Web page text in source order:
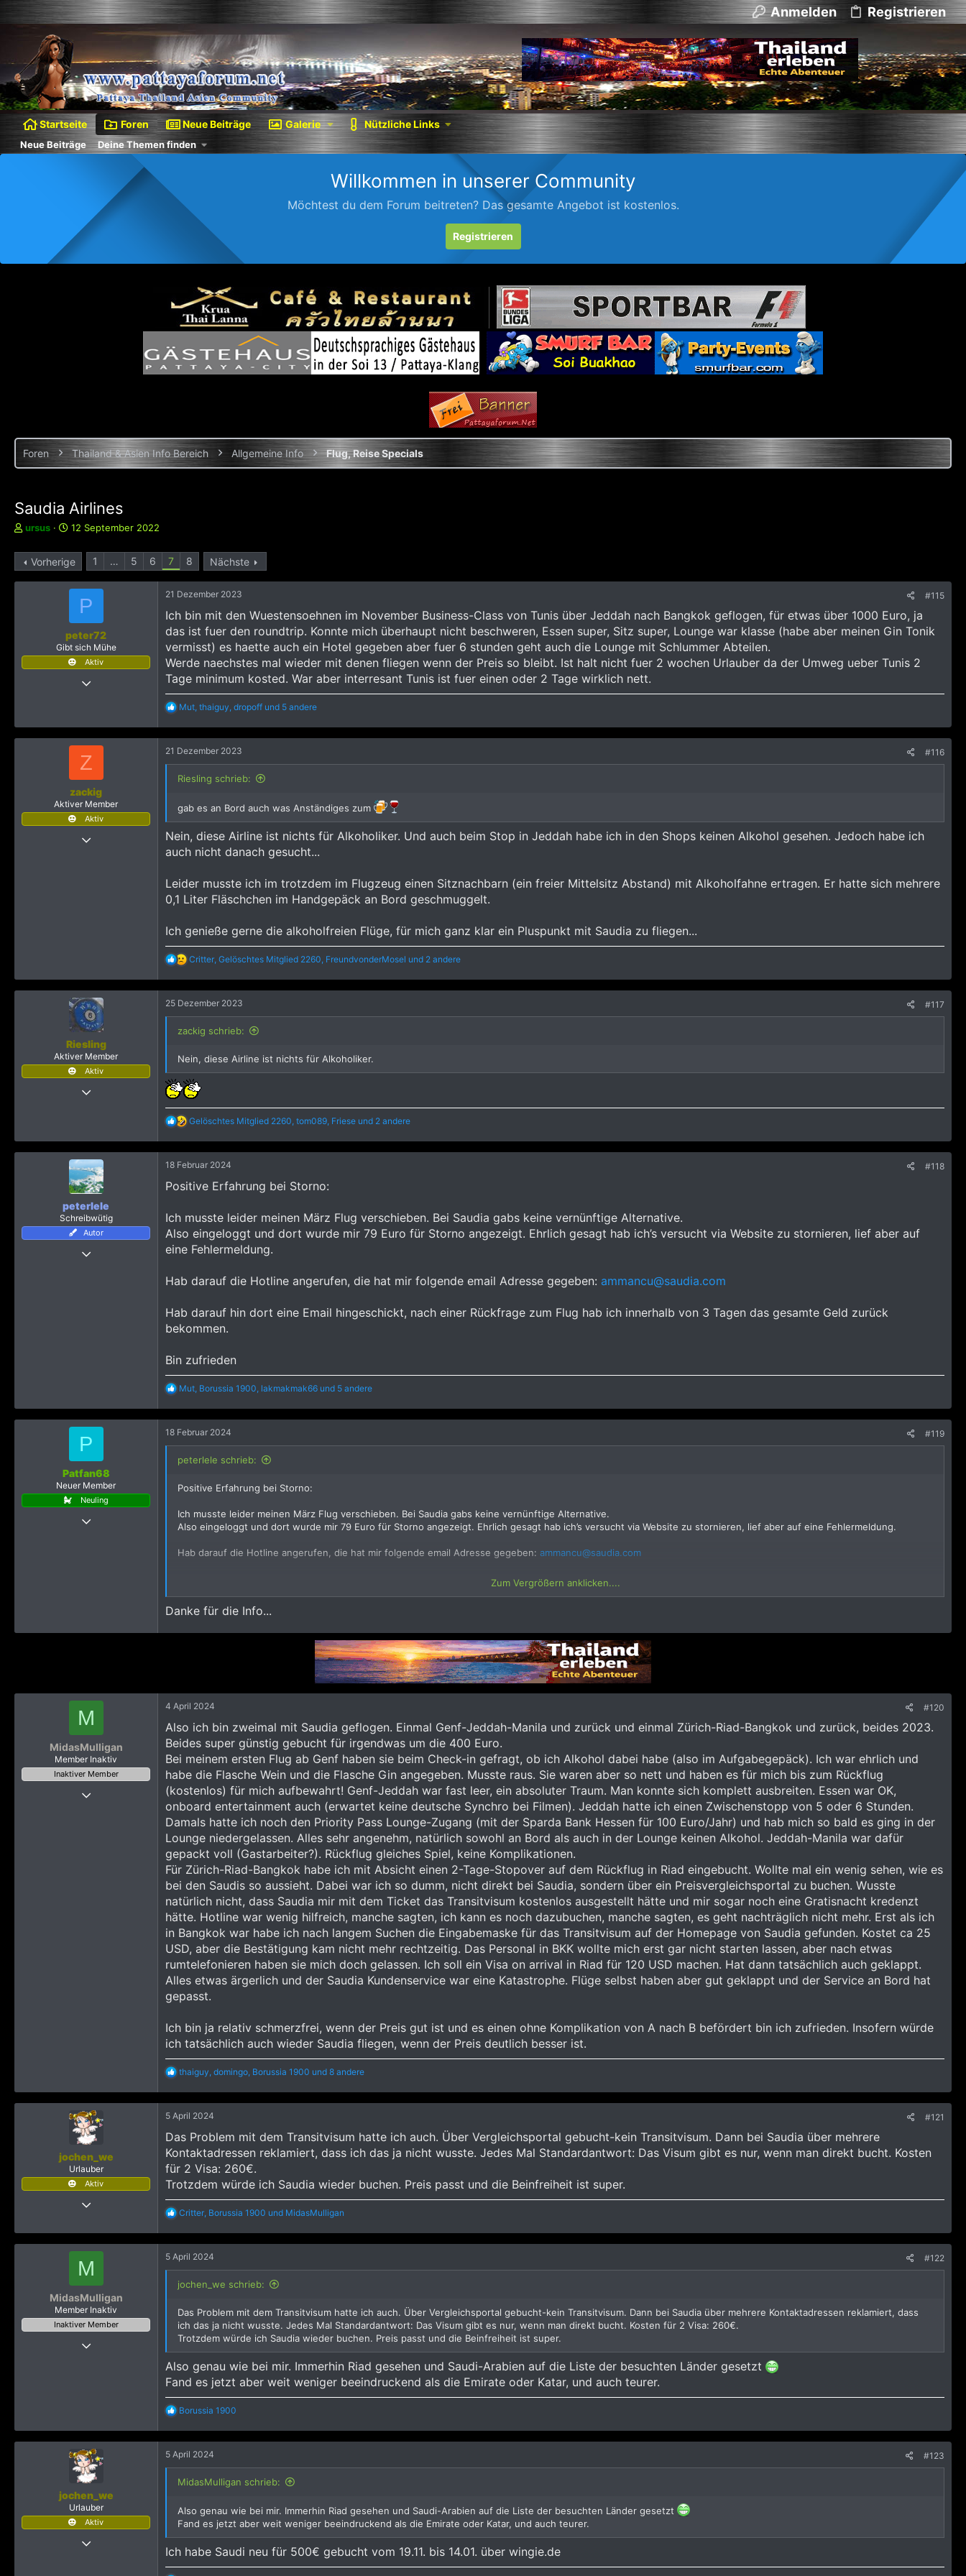
Anmelden Registrieren
Startseite Foren Neue Beiträge Galerie Nützliche Links
Neue Beiträge Deine Themen finden
Willkommen in unserer Community
Möchtest du dem Forum beitreten? Das gesamte Angebot ist kostenlos.
Registrieren
Foren Thailand & Asien Info Bereich Allgemeine Info Flug, Reise Specials
Saudia Airlines
E
s
t
ursus
E
s
t
l
m
12 September 2022
Vorherige 1 … 5 6 7 8 Nächste
P
peter72
Gibt sich Mühe
Aktiv
21 Dezember 2023 #115
Ich bin mit den Wuestensoehnen im November Business-Class von Tunis über Jeddah nach Bangkok geflogen, für etwas über 1000 Euro, ja
das ist fuer den roundtrip. Konnte mich überhaupt nicht beschweren, Essen super, Sitz super, Lounge war klasse (habe aber meinen Gin Tonik
vermisst) es haette auch ein Hotel gegeben aber fuer 6 stunden geht auch die Lounge mit Schlummer Abteilen.
Werde naechstes mal wieder mit denen fliegen wenn der Preis so bleibt. Ist halt nicht fuer 2 wochen Urlauber da der Umweg ueber Tunis 2
Tage minimum kosted. War aber interresant Tunis ist fuer einen oder 2 Tage wirklich nett.
R
a
k
t
i
o
n
:
Mut, thaiguy, dropoff und 5 andere
Z
zackig
Aktiver Member
Aktiv
21 Dezember 2023 #116
Riesling schrieb:
gab es an Bord auch was Anständiges zum
Nein, diese Airline ist nichts für Alkoholiker. Und auch beim Stop in Jeddah habe ich in den Shops keinen Alkohol gesehen. Jedoch habe ich
auch nicht danach gesucht...
Leider musste ich im trotzdem im Flugzeug einen Sitznachbarn (ein freier Mittelsitz Abstand) mit Alkoholfahne ertragen. Er hatte sich mehrere
0,1 Liter Fläschchen im Handgepäck an Bord geschmuggelt.
Ich genieße gerne die alkoholfreien Flüge, für mich ganz klar ein Pluspunkt mit Saudia zu fliegen...
R
a
k
t
i
o
n
:
Critter, Gelöschtes Mitglied 2260, FreundvonderMosel und 2 andere
Riesling
Aktiver Member
Aktiv
15 Oktober 2022
803
25 Dezember 2023 #117
zackig schrieb:
Nein, diese Airline ist nichts für Alkoholiker.
R
a
k
t
o
n
Gelöschtes Mitglied 2260, tom089, Friese und 2 andere
peterlele
Schreibwütig
Autor
18 Februar 2024 #118
Positive Erfahrung bei Storno:
Ich musste leider meinen März Flug verschieben. Bei Saudia gabs keine vernünftige Alternative.
Also eingeloggt und dort wurde mir 79 Euro für Storno angezeigt. Ehrlich gesagt hab ich’s versucht via Website zu stornieren, lief aber auf
eine Fehlermeldung.
Hab darauf die Hotline angerufen, die hat mir folgende email Adresse gegeben: ammancu@saudia.com
Hab darauf hin dort eine Email hingeschickt, nach einer Rückfrage zum Flug hab ich innerhalb von 3 Tagen das gesamte Geld zurück
bekommen.
Bin zufrieden
R
a
k
t
i
o
n
n
Mut, Borussia 1900, lakmakmak66 und 5 andere
P
Patfan68
Neuer Member
Neuling
4 November 2022
18 Februar 2024 #119
peterlele schrieb:
Positive Erfahrung bei Storno:
Ich musste leider meinen März Flug verschieben. Bei Saudia gabs keine vernünftige Alternative.
Also eingeloggt und dort wurde mir 79 Euro für Storno angezeigt. Ehrlich gesagt hab ich’s versucht via Website zu stornieren, lief aber auf eine Fehlermeldung.
Hab darauf die Hotline angerufen, die hat mir folgende email Adresse gegeben: ammancu@saudia.com
Hab darauf hin dort eine Email hingeschickt, nach einer Rückfrage zum Flug hab ich innerhalb von 3 Tagen das gesamte Geld zurück bekommen.
Bin zufrieden
Zum Vergrößern anklicken....
Danke für die Info...
M
MidasMulligan
Member Inaktiv
Inaktiver Member
4 April 2024 #120
Also ich bin zweimal mit Saudia geflogen. Einmal Genf-Jeddah-Manila und zurück und einmal Zürich-Riad-Bangkok und zurück, beides 2023.
Beides super günstig gebucht für irgendwas um die 400 Euro.
Bei meinem ersten Flug ab Genf haben sie beim Check-in gefragt, ob ich Alkohol dabei habe (also im Aufgabegepäck). Ich war ehrlich und
habe die Flasche Wein und die Flasche Gin angegeben. Musste raus. Sie waren aber so nett und haben es für mich bis zum Rückflug
(kostenlos) für mich aufbewahrt! Genf-Jeddah war fast leer, ein absoluter Traum. Man konnte sich komplett ausbreiten. Essen war OK,
onboard entertainment auch (erwartet keine deutsche Synchro bei Filmen). Jeddah hatte ich einen Zwischenstopp von 5 oder 6 Stunden.
Damals hatte ich noch den Priority Pass Lounge-Zugang (mit der Sparda Bank Hessen für 100 Euro/Jahr) und hab mich so bald es ging in der
Lounge niedergelassen. Alles sehr angenehm, natürlich sowohl an Bord als auch in der Lounge keinen Alkohol. Jeddah-Manila war dafür
gepackt voll (Gastarbeiter?). Rückflug gleiches Spiel, keine Komplikationen.
Für Zürich-Riad-Bangkok habe ich mit Absicht einen 2-Tage-Stopover auf dem Rückflug in Riad eingebucht. Wollte mal ein wenig sehen, wie es
bei den Saudis so aussieht. Dabei war ich so dumm, nicht direkt bei Saudia, sondern über ein Preisvergleichsportal zu buchen. Wusste
natürlich nicht, dass Saudia mir mit dem Ticket das Transitvisum kostenlos ausgestellt hätte und mir sogar noch eine Gratisnacht kredenzt
hätte. Hotline war wenig hilfreich, manche sagten, ich kann es noch dazubuchen, manche sagten, es geht nachträglich nicht mehr. Erst als ich
in Bangkok war habe ich nach langem Suchen die Eingabemaske für das Transitvisum auf der Homepage von Saudia gefunden. Kostet ca 25
USD, aber die Bestätigung kam nicht mehr rechtzeitig. Das Personal in BKK wollte mich erst gar nicht starten lassen, aber nach etwas
rumtelefonieren haben sie mich doch gelassen. Ich soll ein Visa on arrival in Riad für 120 USD machen. Hat dann tatsächlich auch geklappt.
Alles etwas ärgerlich und der Saudia Kundenservice war eine Katastrophe. Flüge selbst haben aber gut geklappt und der Service an Bord hat
gepasst.
Ich bin ja relativ schmerzfrei, wenn der Preis gut ist und es einen ohne Komplikation von A nach B befördert bin ich zufrieden. Insofern würde
ich tatsächlich auch wieder Saudia fliegen, wenn der Preis deutlich besser ist.
R
a
k
t
o
n
:
thaiguy, domingo, Borussia 1900 und 8 andere
jochen_we
Urlauber
Aktiv
794
5 April 2024 #121
Das Problem mit dem Transitvisum hatte ich auch. Über Vergleichsportal gebucht-kein Transitvisum. Dann bei Saudia über mehrere
Kontaktadressen reklamiert, dass ich das ja nicht wusste. Jedes Mal Standardantwort: Das Visum gibt es nur, wenn man direkt bucht. Kosten
für 2 Visa: 260€.
Trotzdem würde ich Saudia wieder buchen. Preis passt und die Beinfreiheit ist super.
R
a
k
t
i
o
n
n
:
Critter, Borussia 1900 und MidasMulligan
M
MidasMulligan
Member Inaktiv
Inaktiver Member
5 April 2024 #122
jochen_we schrieb:
Das Problem mit dem Transitvisum hatte ich auch. Über Vergleichsportal gebucht-kein Transitvisum. Dann bei Saudia über mehrere Kontaktadressen reklamiert, dass
ich das ja nicht wusste. Jedes Mal Standardantwort: Das Visum gibt es nur, wenn man direkt bucht. Kosten für 2 Visa: 260€.
Trotzdem würde ich Saudia wieder buchen. Preis passt und die Beinfreiheit ist super.
Also genau wie bei mir. Immerhin Riad gesehen und Saudi-Arabien auf die Liste der besuchten Länder gesetzt
Fand es jetzt aber weit weniger beeindruckend als die Emirate oder Katar, und auch teurer.
R
a
k
t
i
o
n
:
Borussia 1900
jochen_we
Urlauber
Aktiv
5 April 2024 #123
MidasMulligan schrieb:
Also genau wie bei mir. Immerhin Riad gesehen und Saudi-Arabien auf die Liste der besuchten Länder gesetzt
Fand es jetzt aber weit weniger beeindruckend als die Emirate oder Katar, und auch teurer.
Ich habe Saudi neu für 500€ gebucht vom 19.11. bis 14.01. über wingie.de